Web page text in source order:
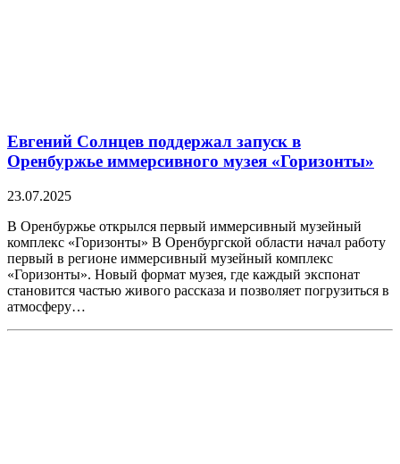
Евгений Солнцев поддержал запуск в
Оренбуржье иммерсивного музея «Горизонты»
23.07.2025
В Оренбуржье открылся первый иммерсивный музейный
комплекс «Горизонты» В Оренбургской области начал работу
первый в регионе иммерсивный музейный комплекс
«Горизонты». Новый формат музея, где каждый экспонат
становится частью живого рассказа и позволяет погрузиться в
атмосферу…